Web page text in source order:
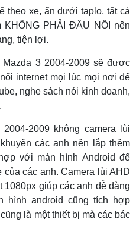
theo xe, ẩn dưới taplo, tất cả
PHẢI ĐẤU NỐI nên
tiện lợi.
3 2004-2009 sẽ được
internet mọi lúc mọi nơi để
nghe sách nói kinh doanh,
2009 không camera lùi
các anh nên lắp thêm
với màn hình Android để
các anh. Camera lùi AHD
giúp các anh dễ dàng
hình android cũng tích hợp
là một thiết bị mà các bác